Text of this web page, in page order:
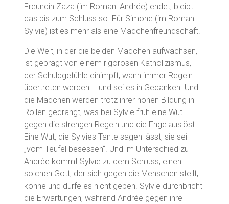
Freundin Zaza (im Roman: Andrée) endet, bleibt
das bis zum Schluss so. Für Simone (im Roman:
Sylvie) ist es mehr als eine Mädchenfreundschaft.
Die Welt, in der die beiden Mädchen aufwachsen,
ist geprägt von einem rigorosen Katholizismus,
der Schuldgefühle einimpft, wann immer Regeln
übertreten werden – und sei es in Gedanken. Und
die Mädchen werden trotz ihrer hohen Bildung in
Rollen gedrängt, was bei Sylvie früh eine Wut
gegen die strengen Regeln und die Enge auslöst.
Eine Wut, die Sylvies Tante sagen lässt, sie sei
„vom Teufel besessen“. Und im Unterschied zu
Andrée kommt Sylvie zu dem Schluss, einen
solchen Gott, der sich gegen die Menschen stellt,
könne und dürfe es nicht geben. Sylvie durchbricht
die Erwartungen, während Andrée gegen ihre